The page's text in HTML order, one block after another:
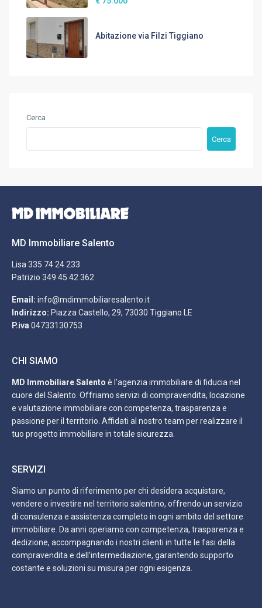
Abitazione via Filzi Tiggiano
Cerca
Cerca
MD Immobiliare Salento
Lisa 335 74 24 233
Patrizio 349 45 42 362
Email: info@mdimmobiliaresalento.it
Indirizzo: Piazza Castello, 29, 73030 Tiggiano LE
P.iva 04733130753
CHI SIAMO
MD Immobiliare Salento è l’agenzia immobiliare di fiducia nel
cuore del Salento. Offriamo servizi di compravendita, locazione
e valutazione immobiliare con competenza, trasparenza e
passione per il territorio. Affidati al nostro team per realizzare il
tuo progetto immobiliare in totale sicurezza.
SERVIZI
Siamo un punto di riferimento per chi desidera acquistare,
vendere o investire nel territorio salentino, offrendo un servizio
di consulenza e assistenza completo in ogni ambito del settore
immobiliare. Da anni operiamo con competenza, trasparenza e
dedizione, accompagnando i nostri clienti in tutte le fasi della
compravendita e dell’intermediazione, garantendo supporto
costante e soluzioni su misura per ogni esigenza.